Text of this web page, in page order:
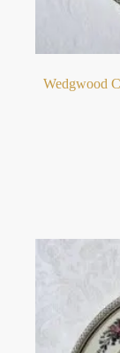
Wedgwood